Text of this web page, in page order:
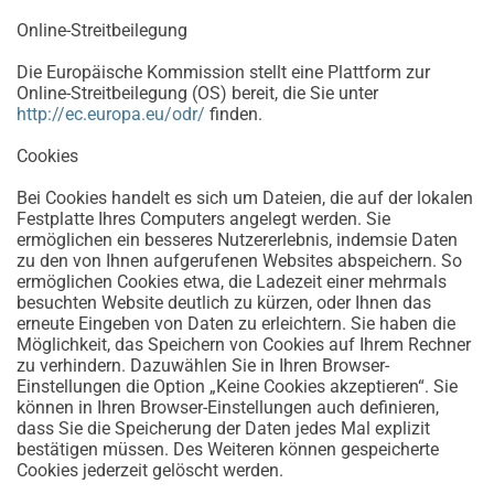
Online-Streitbeilegung
Die Europäische Kommission stellt eine Plattform zur
Online-Streitbeilegung (OS) bereit, die Sie unter
http://ec.europa.eu/odr/ finden.
Cookies
Bei Cookies handelt es sich um Dateien, die auf der lokalen
Festplatte Ihres Computers angelegt werden. Sie
ermöglichen ein besseres Nutzererlebnis, indemsie Daten
zu den von Ihnen aufgerufenen Websites abspeichern. So
ermöglichen Cookies etwa, die Ladezeit einer mehrmals
besuchten Website deutlich zu kürzen, oder Ihnen das
erneute Eingeben von Daten zu erleichtern. Sie haben die
Möglichkeit, das Speichern von Cookies auf Ihrem Rechner
zu verhindern. Dazuwählen Sie in Ihren Browser-
Einstellungen die Option „Keine Cookies akzeptieren“. Sie
können in Ihren Browser-Einstellungen auch definieren,
dass Sie die Speicherung der Daten jedes Mal explizit
bestätigen müssen. Des Weiteren können gespeicherte
Cookies jederzeit gelöscht werden.